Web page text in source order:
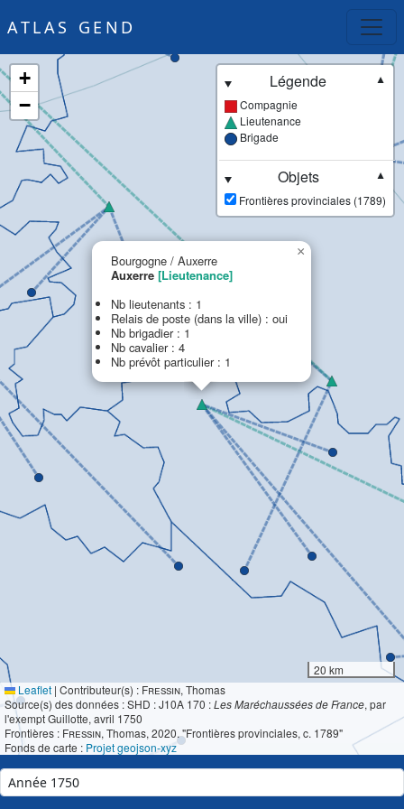
ATLAS GEND
Bourgogne / Auxerre
Auxerre [Lieutenance]
Nb lieutenants : 1
Relais de poste (dans la ville) : oui
Nb brigadier : 1
Nb cavalier : 4
Nb prévôt particulier : 1
×
+
−
Légende
▼
Compagnie
Lieutenance
Brigade
Objets
▼
Frontières provinciales (1789)
20 km
Leaflet | Contributeur(s) : Fressin, Thomas
Source(s) des données : SHD : J10A 170 :Les Maréchaussées de France, par
l'exempt Guillotte, avril 1750
Frontières : Fressin, Thomas, 2020. "Frontières provinciales, c. 1789"
Fonds de carte : Projet geojson-xyz